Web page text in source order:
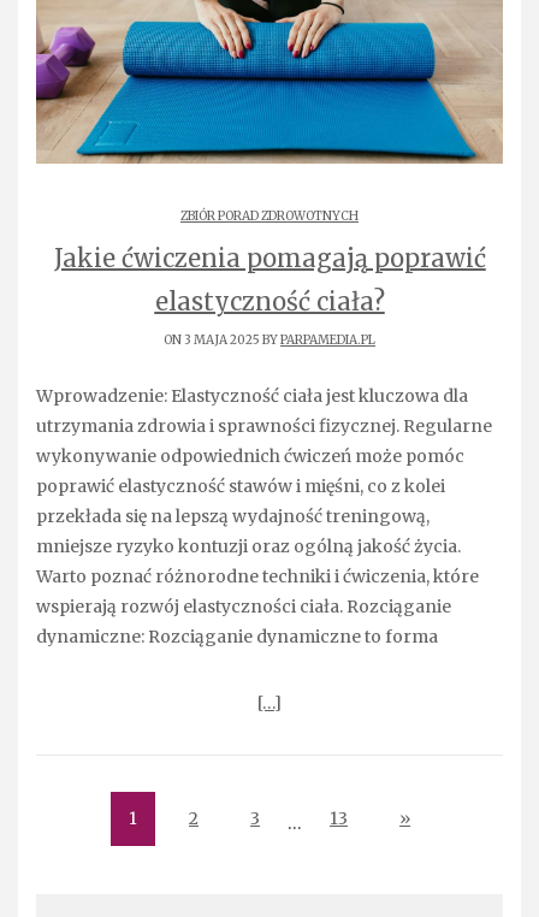
ZBIÓR PORAD ZDROWOTNYCH
Jakie ćwiczenia pomagają poprawić
elastyczność ciała?
ON 3 MAJA 2025 BYPARPAMEDIA.PL
Wprowadzenie: Elastyczność ciała jest kluczowa dla
utrzymania zdrowia i sprawności fizycznej. Regularne
wykonywanie odpowiednich ćwiczeń może pomóc
poprawić elastyczność stawów i mięśni, co z kolei
przekłada się na lepszą wydajność treningową,
mniejsze ryzyko kontuzji oraz ogólną jakość życia.
Warto poznać różnorodne techniki i ćwiczenia, które
wspierają rozwój elastyczności ciała. Rozciąganie
dynamiczne: Rozciąganie dynamiczne to forma
[…]
1 2 3 … 13 »